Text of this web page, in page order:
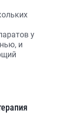
у
и